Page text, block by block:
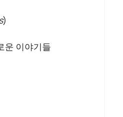
)
운 이야기들